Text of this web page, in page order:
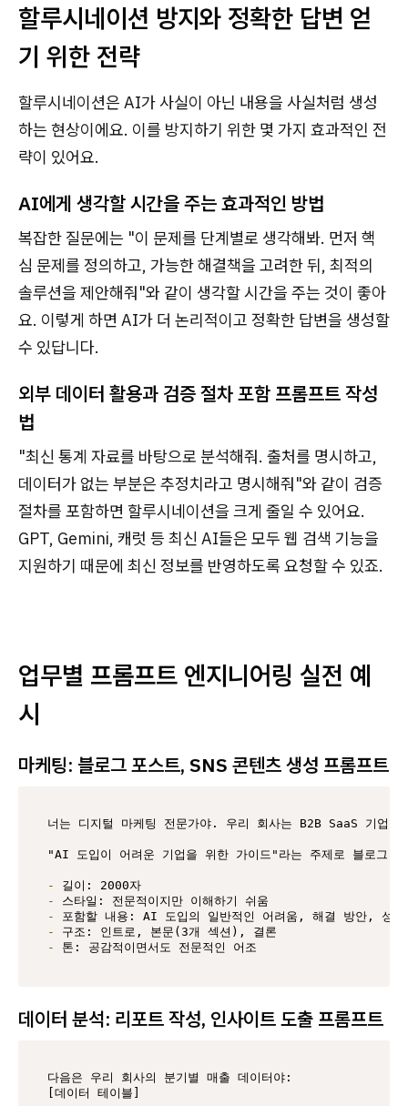
할루시네이션 방지와 정확한 답변 얻
기 위한 전략
할루시네이션은 AI가 사실이 아닌 내용을 사실처럼 생성
하는 현상이에요. 이를 방지하기 위한 몇 가지 효과적인 전
략이 있어요.
AI에게 생각할 시간을 주는 효과적인 방법
복잡한 질문에는 "이 문제를 단계별로 생각해봐. 먼저 핵
심 문제를 정의하고, 가능한 해결책을 고려한 뒤, 최적의
솔루션을 제안해줘"와 같이 생각할 시간을 주는 것이 좋아
요. 이렇게 하면 AI가 더 논리적이고 정확한 답변을 생성할
수 있답니다.
외부 데이터 활용과 검증 절차 포함 프롬프트 작성
법
"최신 통계 자료를 바탕으로 분석해줘. 출처를 명시하고,
데이터가 없는 부분은 추정치라고 명시해줘"와 같이 검증
절차를 포함하면 할루시네이션을 크게 줄일 수 있어요.
GPT, Gemini, 캐럿 등 최신 AI들은 모두 웹 검색 기능을
지원하기 때문에 최신 정보를 반영하도록 요청할 수 있죠.
업무별 프롬프트 엔지니어링 실전 예
시
마케팅: 블로그 포스트, SNS 콘텐츠 생성 프롬프트
너는 디지털 마케팅 전문가야. 우리 회사는 B2B SaaS 기업
"AI 도입이 어려운 기업을 위한 가이드"라는 주제로 블로그
-
-
-
-
-
톤: 공감적이면서도 전문적인 어조
데이터 분석: 리포트 작성, 인사이트 도출 프롬프트
다음은 우리 회사의 분기별 매출 데이터야:
[데이터 테이블]